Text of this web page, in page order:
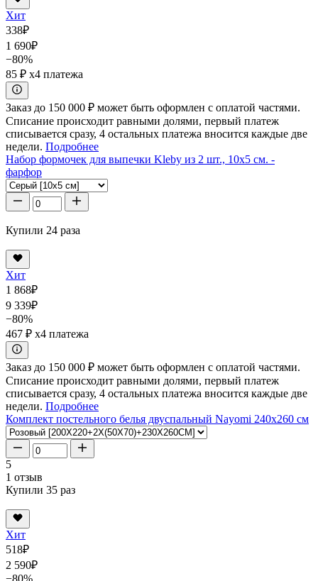
Хит
338₽
1 690₽
−80%
85 ₽ x4 платежа
Заказ до 150 000 ₽ может быть оформлен с оплатой частями.
Списание происходит равными долями, первый платеж
списывается сразу, 4 остальных платежа вносится каждые две
недели. Подробнее
Набор формочек для выпечки Kleby из 2 шт., 10x5 см. -
фарфор
Купили 24 раза
Хит
1 868₽
9 339₽
−80%
467 ₽ x4 платежа
Заказ до 150 000 ₽ может быть оформлен с оплатой частями.
Списание происходит равными долями, первый платеж
списывается сразу, 4 остальных платежа вносится каждые две
недели. Подробнее
Комплект постельного белья двуспальный Nayomi 240x260 см
5
1 отзыв
Купили 35 раз
Хит
518₽
2 590₽